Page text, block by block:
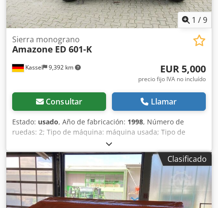
1 /9
Kassel 9,392 km
Sierra monograno
Amazone ED 601-K
EUR 5,000
precio fijo IVA no incluído
Consultar Llamar
Estado: usado, Año de fabricación: 1998, Número de
ruedas: 2; Tipo de máquina: máquina usada; Tipo de
bastidor: montaje; Sistema de fertilización / sinfín de
fertilizante / Csdpfx Ahsr Ncfqotsrf
Clasificado